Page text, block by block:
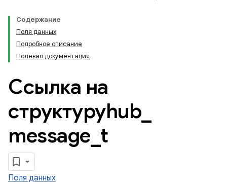
Содержание
Поля данных
Подробное описание
Полевая документация
Ссылка на
структуруhub
message t
Поля данных